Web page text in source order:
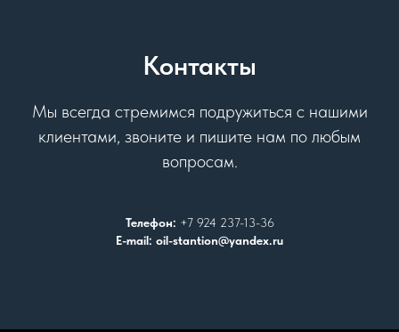
Контакты
Мы всегда стремимся подружиться с нашими
клиентами, звоните и пишите нам по любым
вопросам.
Телефон: +7 924 237-13-36
E-mail: oil-stantion@yandex.ru